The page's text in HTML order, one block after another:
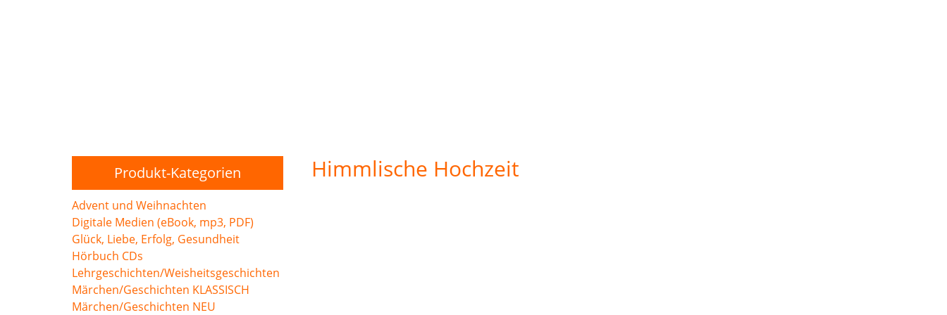
Himmlische Hochzeit
Produkt-Kategorien
Advent und Weihnachten
Digitale Medien (eBook, mp3, PDF)
Glück, Liebe, Erfolg, Gesundheit
Hörbuch CDs
Lehrgeschichten/Weisheitsgeschichten
Märchen/Geschichten KLASSISCH
Märchen/Geschichten NEU